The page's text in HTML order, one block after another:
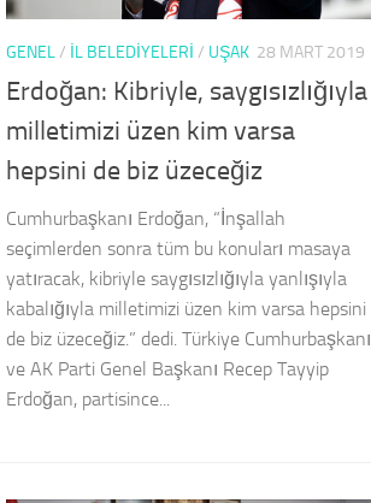
GENEL/ İL BELEDİYELERİ / UŞAK 28 MART 2019
Erdoğan: Kibriyle, saygısızlığıyla
milletimizi üzen kim varsa
hepsini de biz üzeceğiz
Cumhurbaşkanı Erdoğan, “İnşallah
seçimlerden sonra tüm bu konuları masaya
yatıracak, kibriyle saygısızlığıyla yanlışıyla
kabalığıyla milletimizi üzen kim varsa hepsini
de biz üzeceğiz.” dedi. Türkiye Cumhurbaşkanı
ve AK Parti Genel Başkanı Recep Tayyip
Erdoğan, partisince...